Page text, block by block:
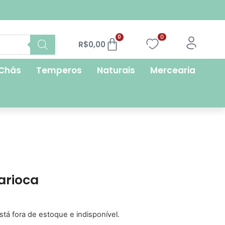
R$0,00
0 0
Temperos Naturais Mercearia
fora de estoque e indisponível.